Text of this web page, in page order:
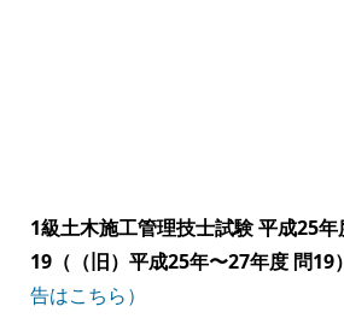
1級土木施工管理技士試験 平成25
19（（旧）平成25年〜27年度 問19）
告はこちら）